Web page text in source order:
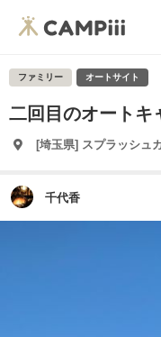
ファミリー オートサイト
二回目のオートキ
[埼玉県] スプラッシュ
千代香